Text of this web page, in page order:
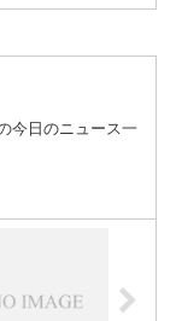
今日のニュース一